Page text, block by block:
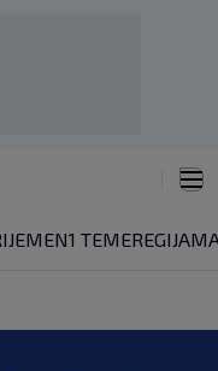
N1 TEMEREGIJA